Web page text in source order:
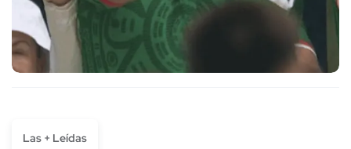
Las + Leídas